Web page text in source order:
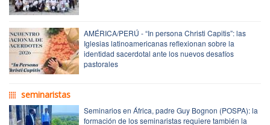
AMÉRICA/PERÚ - “In persona Christi Capitis”: las
Iglesias latinoamericanas reflexionan sobre la
identidad sacerdotal ante los nuevos desafíos
pastorales
seminaristas
Seminarios en África, padre Guy Bognon (POSPA): la
formación de los seminaristas requiere también la